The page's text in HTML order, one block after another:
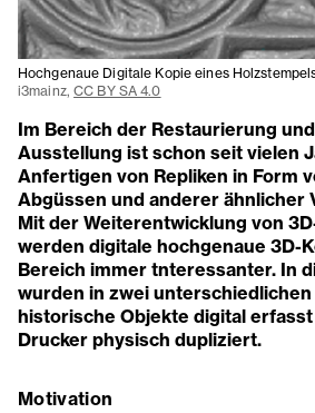
Hochgenaue Digitale Kopie eines
i3mainz,CC BY SA 4.0
Im Bereich der Restaurierung
Ausstellung ist schon seit vielen
Anfertigen von Repliken in Form
Abgüssen und anderer ähnlicher
Mit der Weiterentwicklung von
werden digitale hochgenaue 3D-
Bereich immer tnteressanter. In
wurden in zwei
historische Objekte digital
Drucker physisch dupliziert.
Motivation